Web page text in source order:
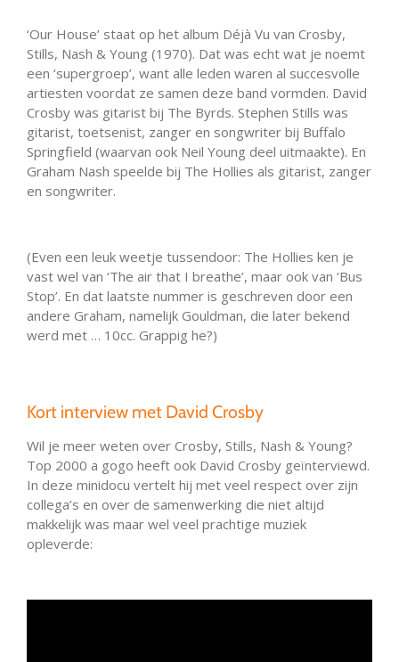
‘Our House’ staat op het album Déjà Vu van Crosby,
Stills, Nash & Young (1970). Dat was echt wat je noemt
een ‘supergroep’, want alle leden waren al succesvolle
artiesten voordat ze samen deze band vormden. David
Crosby was gitarist bij The Byrds. Stephen Stills was
gitarist, toetsenist, zanger en songwriter bij Buffalo
Springfield (waarvan ook Neil Young deel uitmaakte). En
Graham Nash speelde bij The Hollies als gitarist, zanger
en songwriter.
(Even een leuk weetje tussendoor: The Hollies ken je
vast wel van ‘The air that I breathe’, maar ook van ‘Bus
Stop’. En dat laatste nummer is geschreven door een
andere Graham, namelijk Gouldman, die later bekend
werd met … 10cc. Grappig he?)
Kort interview met David Crosby
Wil je meer weten over Crosby, Stills, Nash & Young?
Top 2000 a gogo heeft ook David Crosby geïnterviewd.
In deze minidocu vertelt hij met veel respect over zijn
collega’s en over de samenwerking die niet altijd
makkelijk was maar wel veel prachtige muziek
opleverde: